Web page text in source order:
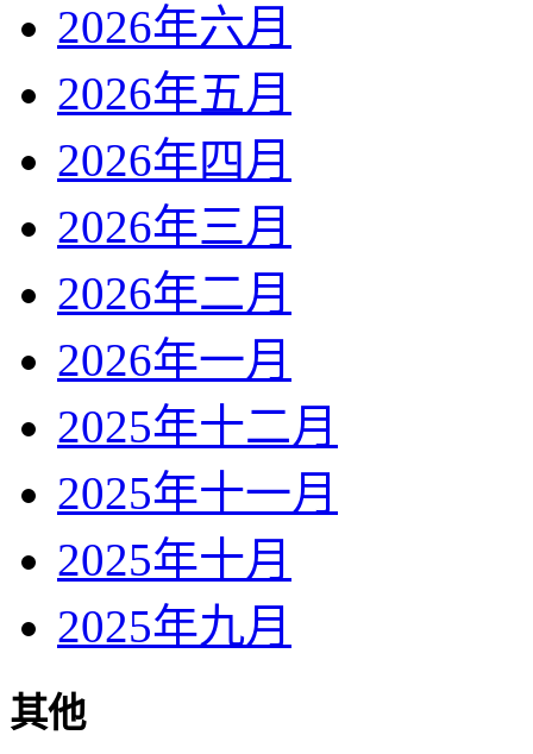
2026年六月
2026年五月
2026年四月
2026年三月
2026年二月
2026年一月
2025年十二月
2025年十一月
2025年十月
2025年九月
其他